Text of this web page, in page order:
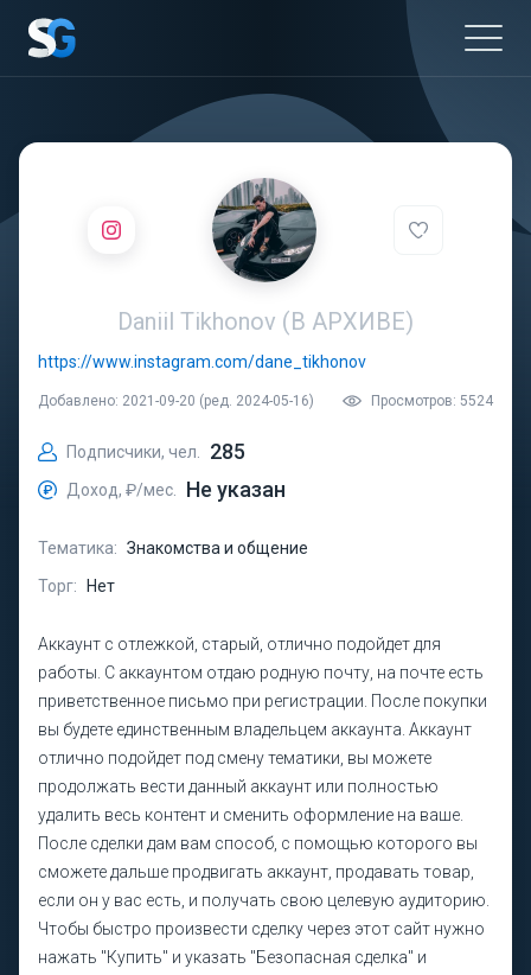
Daniil Tikhonov (В АРХИВЕ)
https://www.instagram.com/dane_tikhonov
Добавлено: 2021-09-20 (ред. 2024-05-16) Просмотров: 5524
Подписчики, чел. 285
Доход, ₽/мес. Не указан
Тематика: Знакомства и общение
Торг:
Нет
Аккаунт с отлежкой, старый, отлично подойдет для
работы. С аккаунтом отдаю родную почту, на почте есть
приветственное письмо при регистрации. После покупки
вы будете единственным владельцем аккаунта. Аккаунт
отлично подойдет под смену тематики, вы можете
продолжать вести данный аккаунт или полностью
удалить весь контент и сменить оформление на ваше.
После сделки дам вам способ, с помощью которого вы
сможете дальше продвигать аккаунт, продавать товар,
если он у вас есть, и получать свою целевую аудиторию.
Чтобы быстро произвести сделку через этот сайт нужно
нажать "Купить" и указать "Безопасная сделка" и